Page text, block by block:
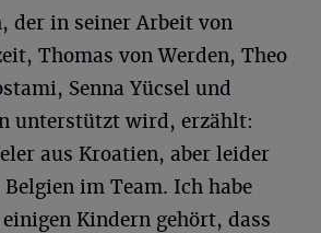
der in seiner Arbeit von
Thomas von Werden, Theo
Senna Yücsel und
unterstützt wird, erzählt:
aus Kroatien, aber leider
im Team. Ich habe
Kindern gehört, dass